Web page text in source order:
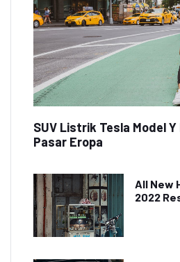
SUV Listrik Tesla Model
Pasar Eropa
All New
2022